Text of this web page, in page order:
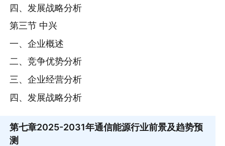
四、发展战略分析
第三节 中兴
一、企业概述
二、竞争优势分析
三、企业经营分析
四、发展战略分析
第七章2025-2031年通信能源行业前景及趋势预
测